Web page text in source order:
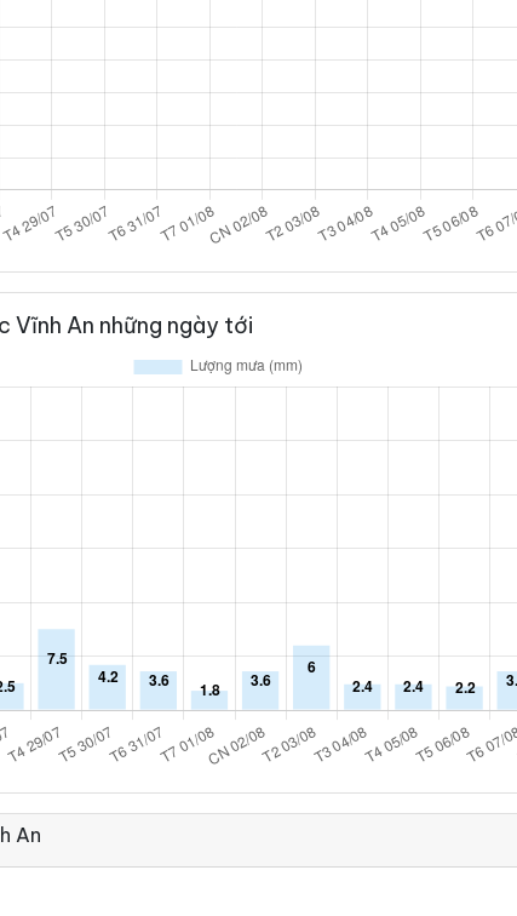
Vĩnh An những ngày tới
An